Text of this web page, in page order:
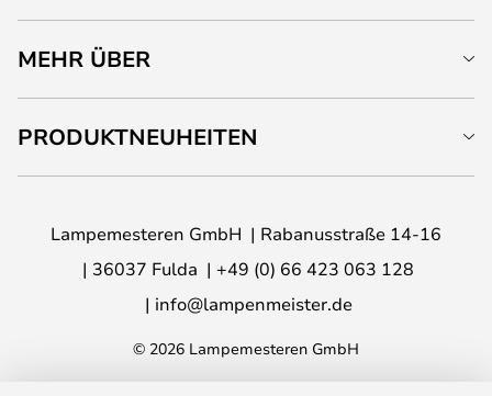
MEHR ÜBER
PRODUKTNEUHEITEN
Lampemesteren GmbH
Rabanusstraße 14-16
36037 Fulda
+49 (0) 66 423 063 128
info@lampenmeister.de
© 2026 Lampemesteren GmbH